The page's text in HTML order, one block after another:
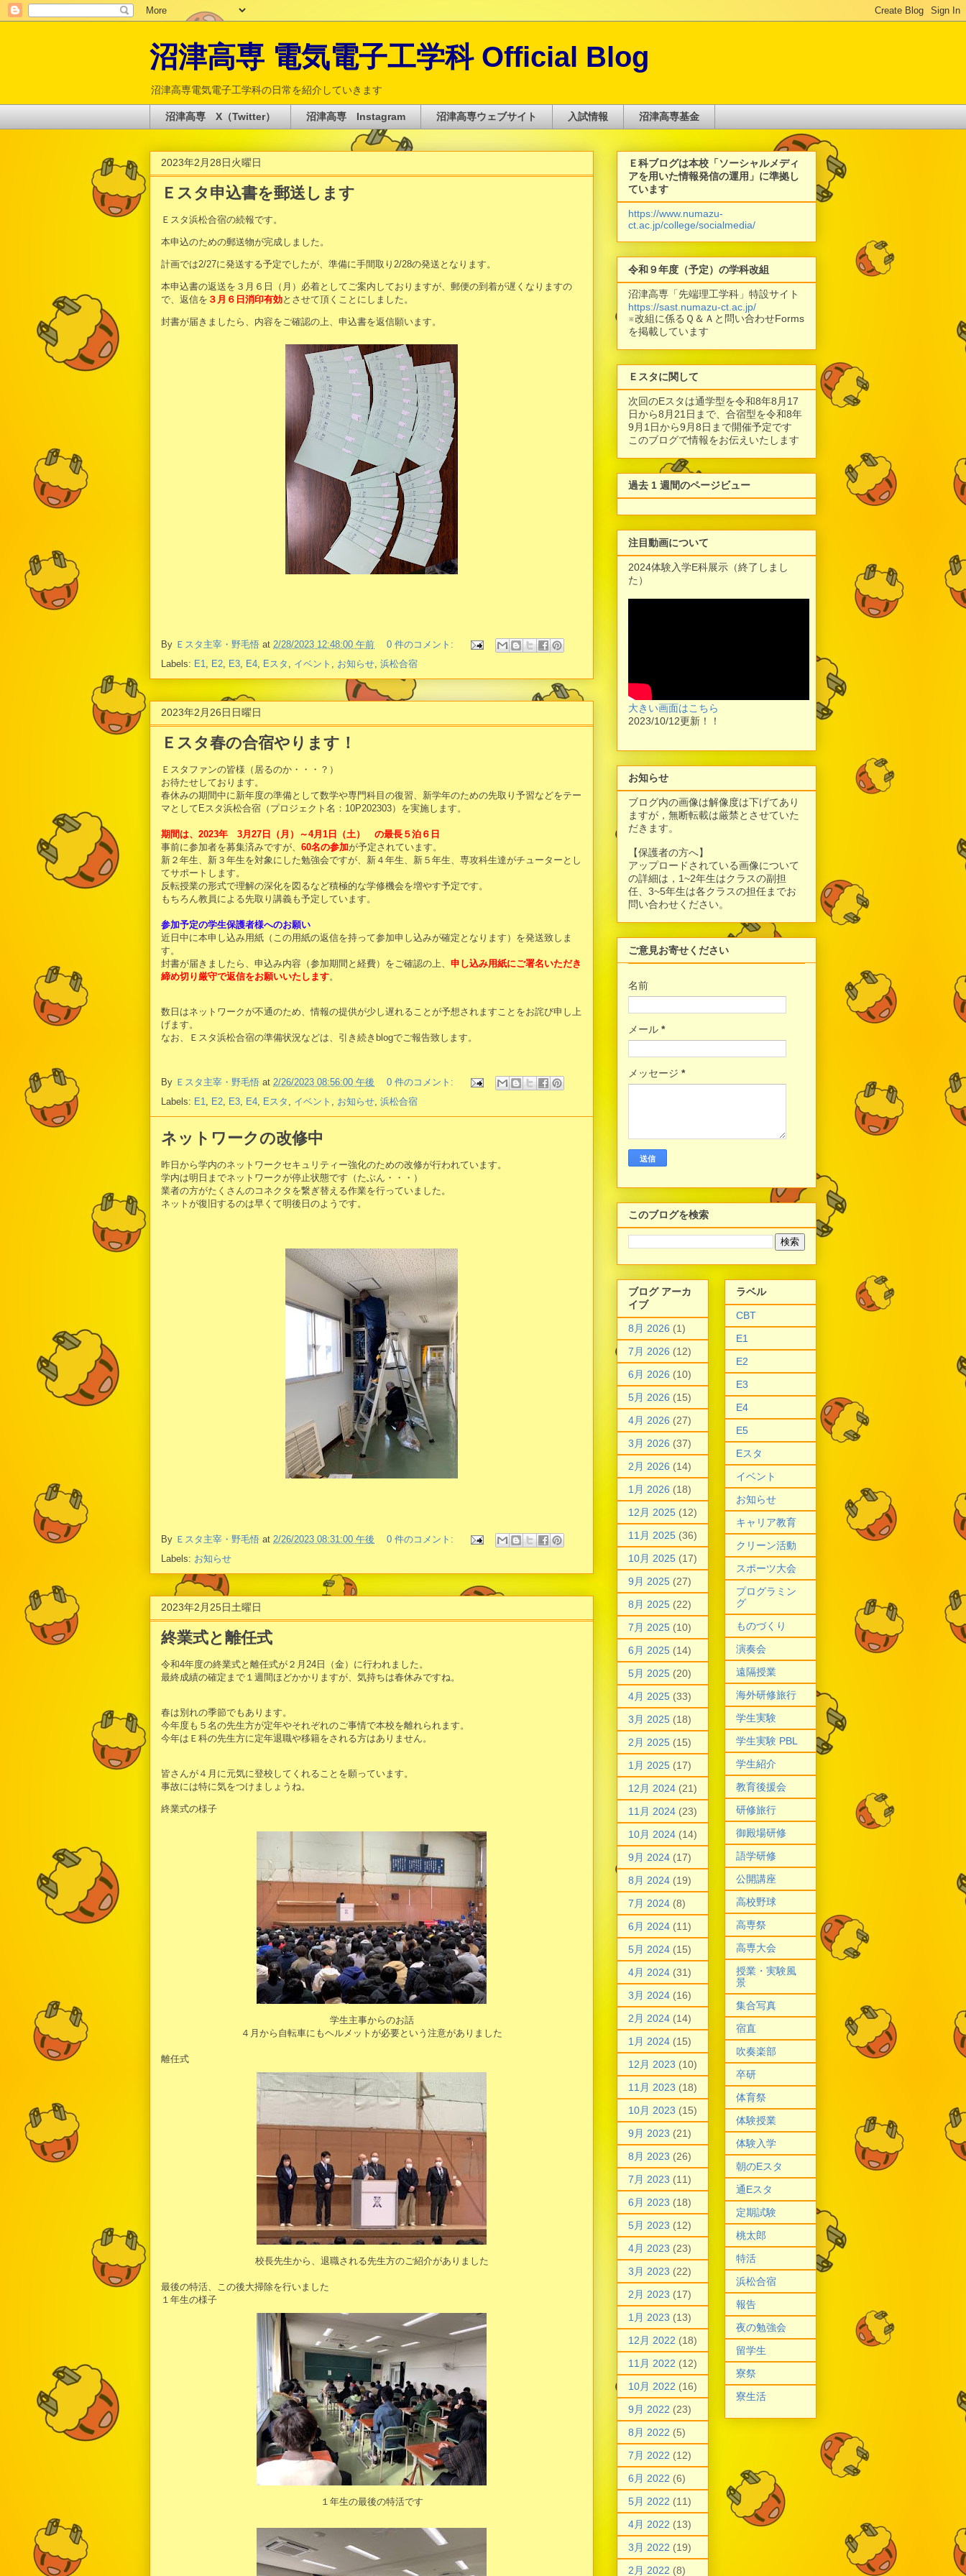
沼津高専 電気電子工学科 Official Blog
沼津高専電気電子工学科の日常を紹介していきます
沼津高専 X（Twitter） 沼津高専 Instagram 沼津高専ウェブサイト 入試情報 沼津高専基金
2023年2月28日火曜日
Ｅスタ申込書を郵送します
Ｅスタ浜松合宿の続報です。
本申込のための郵送物が完成しました。
計画では2/27に発送する予定でしたが、準備に手間取り2/28の発送となります。
本申込書の返送を３月６日（月）必着としてご案内しておりますが、郵便の到着が遅くなりますの
で、返信を ３月６日消印有効とさせて頂くことにしました。
封書が届きましたら、内容をご確認の上、申込書を返信願います。
By Ｅスタ主宰・野毛悟 at 2/28/2023 12:48:00 午前
0 件のコメント:
Labels: E1 E2 E3 E4 Eスタ イベント お知らせ 浜松合宿
2023年2月26日日曜日
Ｅスタ春の合宿やります！
Ｅスタファンの皆様（居るのか・・・？）
お待たせしております。
春休みの期間中に新年度の準備として数学や専門科目の復習、新学年のための先取り予習などをテー
マとしてEスタ浜松合宿（プロジェクト名：10P202303）を実施します。
期間は、2023年 3月27日（月）～4月1日（土） の最長５泊６日
事前に参加者を募集済みですが、 60名の参加が予定されています。
新２年生、新３年生を対象にした勉強会ですが、新４年生、新５年生、専攻科生達がチューターとし
てサポートします。
反転授業の形式で理解の深化を図るなど積極的な学修機会を増やす予定です。
もちろん教員による先取り講義も予定しています。
参加予定の学生保護者様へのお願い
近日中に本申し込み用紙（この用紙の返信を持って参加申し込みが確定となります）を発送致しま
す。
封書が届きましたら、申込み内容（参加期間と経費）をご確認の上、 申し込み用紙にご署名いただき
締め切り厳守で返信をお願いいたします。
数日はネットワークが不通のため、情報の提供が少し遅れることが予想されますことをお詫び申し上
げます。
なお、Ｅスタ浜松合宿の準備状況などは、引き続きblogでご報告致します。
By Ｅスタ主宰・野毛悟 at 2/26/2023 08:56:00 午後
0 件のコメント:
Labels: E1 E2 E3 E4 Eスタ イベント お知らせ 浜松合宿
ネットワークの改修中
昨日から学内のネットワークセキュリティー強化のための改修が行われています。
学内は明日までネットワークが停止状態です（たぶん・・・）
業者の方がたくさんのコネクタを繋ぎ替える作業を行っていました。
ネットが復旧するのは早くて明後日のようです。
By Ｅスタ主宰・野毛悟 at 2/26/2023 08:31:00 午後
0 件のコメント:
Labels: お知らせ
2023年2月25日土曜日
終業式と離任式
令和4年度の終業式と離任式が２月24日（金）に行われました。
最終成績の確定まで１週間ほどかかりますが、気持ちは春休みですね。
春は別れの季節でもあります。
今年度も５名の先生方が定年やそれぞれのご事情で本校を離れられます。
今年はＥ科の先生方に定年退職や移籍をされる方はありません。
皆さんが４月に元気に登校してくれることを願っています。
事故には特に気をつけましょうね。
終業式の様子
学生主事からのお話
４月から自転車にもヘルメットが必要という注意がありました
離任式
校長先生から、退職される先生方のご紹介がありました
最後の特活、この後大掃除を行いました
１年生の様子
１年生の最後の特活です
Ｅ科ブログは本校「ソーシャルメディ
アを用いた情報発信の運用」に準拠し
ています
https://www.numazu-
ct.ac.jp/college/socialmedia/
令和９年度（予定）の学科改組
沼津高専「先端理工学科」特設サイト
https://sast.numazu-ct.ac.jp/
※改組に係るＱ＆Ａと問い合わせForms
を掲載しています
Ｅスタに関して
次回のEスタは通学型を令和8年8月17
日から8月21日まで、合宿型を令和8年
9月1日から9月8日まで開催予定です
このブログで情報をお伝えいたします
過去 1 週間のページビュー
注目動画について
2024体験入学E科展示（終了しまし
た）
大きい画面はこちら
2023/10/12更新！！
お知らせ
ブログ内の画像は解像度は下げてあり
ますが， 無断転載は厳禁とさせていた
だきます。
【保護者の方へ】
アップロードされている画像について
の詳細は，1~2年生はクラスの副担
任、3~5年生は各クラスの担任までお
問い合わせください。
ご意見お寄せください
名前
メール *
メッセージ *
このブログを検索
ブログ アーカ
イブ
8月 2026 (1)
7月 2026 (12)
6月 2026 (10)
5月 2026 (15)
4月 2026 (27)
3月 2026 (37)
2月 2026 (14)
1月 2026 (18)
12月 2025 (12)
11月 2025 (36)
10月 2025 (17)
9月 2025 (27)
8月 2025 (22)
7月 2025 (10)
6月 2025 (14)
5月 2025 (20)
4月 2025 (33)
3月 2025 (18)
2月 2025 (15)
1月 2025 (17)
12月 2024 (21)
11月 2024 (23)
10月 2024 (14)
9月 2024 (17)
8月 2024 (19)
7月 2024 (8)
6月 2024 (11)
5月 2024 (15)
4月 2024 (31)
3月 2024 (16)
2月 2024 (14)
1月 2024 (15)
12月 2023 (10)
11月 2023 (18)
10月 2023 (15)
9月 2023 (21)
8月 2023 (26)
7月 2023 (11)
6月 2023 (18)
5月 2023 (12)
4月 2023 (23)
3月 2023 (22)
2月 2023 (17)
1月 2023 (13)
12月 2022 (18)
11月 2022 (12)
10月 2022 (16)
9月 2022 (23)
8月 2022 (5)
7月 2022 (12)
6月 2022 (6)
5月 2022 (11)
4月 2022 (13)
3月 2022 (19)
2月 2022 (8)
ラベル
CBT
E1
E2
E3
E4
E5
Eスタ
イベント
お知らせ
キャリア教育
クリーン活動
スポーツ大会
プログラミン
グ
ものづくり
演奏会
遠隔授業
海外研修旅行
学生実験
学生実験 PBL
学生紹介
教育後援会
研修旅行
御殿場研修
語学研修
公開講座
高校野球
高専祭
高専大会
授業・実験風
景
集合写真
宿直
吹奏楽部
卒研
体育祭
体験授業
体験入学
朝のEスタ
通Eスタ
定期試験
桃太郎
特活
浜松合宿
報告
夜の勉強会
留学生
寮祭
寮生活